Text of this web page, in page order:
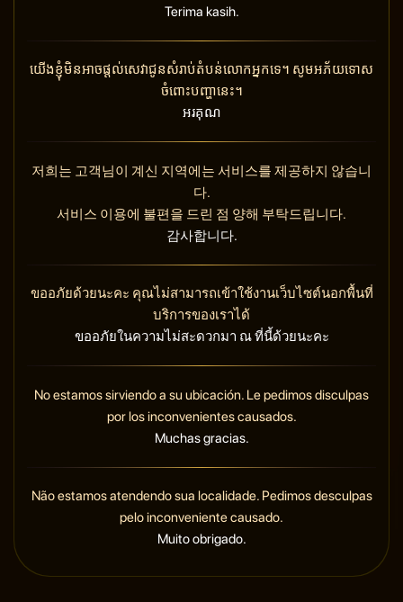
Terima kasih.
យើងខ្ញុំមិនអាចផ្តល់សេវាជូនសំរាប់តំបន់លោកអ្នកទេ។ សូមអភ័យទោស
ចំពោះបញ្ហានេះ។
អរគុណ
저희는 고객님이 계신 지역에는 서비스를 제공하지 않습니
다.
서비스 이용에 불편을 드린 점 양해 부탁드립니다.
감사합니다.
ขออภัยด้วยนะคะ คุณไม่สามารถเข้าใช้งานเว็บไซต์นอกพื้นที่
บริการของเราได้
ขออภัยในความไม่สะดวกมา ณ ที่นี้ด้วยนะคะ
No estamos sirviendo a su ubicación. Le pedimos disculpas
por los inconvenientes causados.
Muchas gracias.
Não estamos atendendo sua localidade. Pedimos desculpas
pelo inconveniente causado.
Muito obrigado.